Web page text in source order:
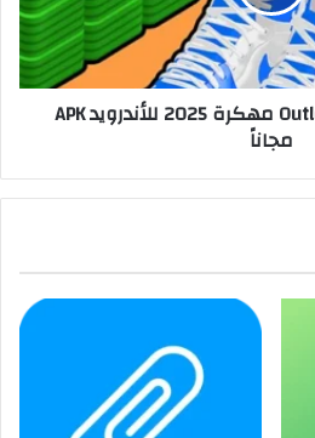
تحميل لعبة Outlets Rush مهكرة 2025 للأندرويد APK
مجاناً